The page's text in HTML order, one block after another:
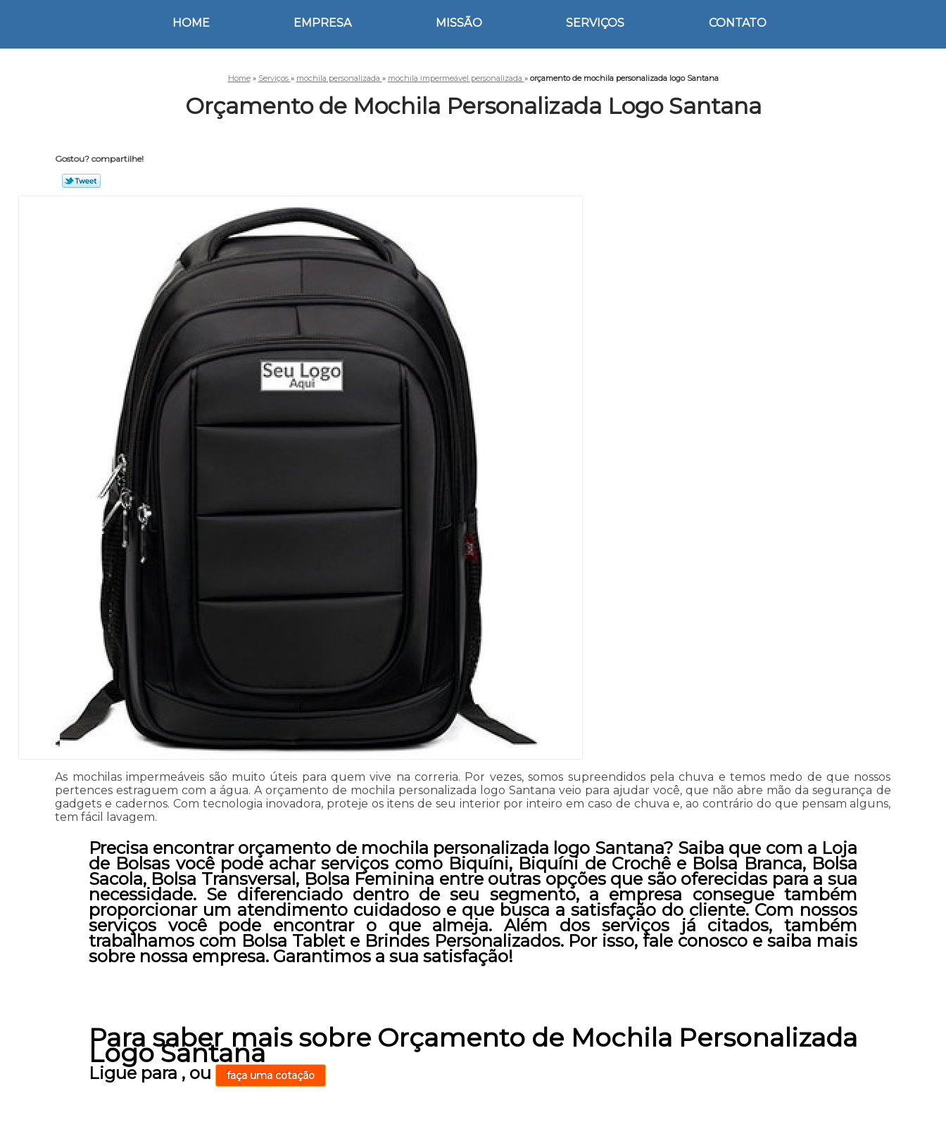
HOME EMPRESA MISSÃO SERVIÇOS CONTATO
Home » Serviços » mochila personalizada » mochila impermeável personalizada » orçamento de mochila personalizada logo Santana
Orçamento de Mochila Personalizada Logo Santana
Gostou? compartilhe!
As mochilas impermeáveis são muito úteis para quem vive na correria. Por vezes, somos supreendidos pela chuva e temos medo de que nossos
pertences estraguem com a água. A orçamento de mochila personalizada logo Santana veio para ajudar você, que não abre mão da segurança de
gadgets e cadernos. Com tecnologia inovadora, proteje os itens de seu interior por inteiro em caso de chuva e, ao contrário do que pensam alguns,
tem fácil lavagem.
Precisa encontrar orçamento de mochila personalizada logo Santana? Saiba que com a Loja
de Bolsas você pode achar serviços como Biquíni, Biquíni de Crochê e Bolsa Branca, Bolsa
Sacola, Bolsa Transversal, Bolsa Feminina entre outras opções que são oferecidas para a sua
necessidade. Se diferenciado dentro de seu segmento, a empresa consegue também
proporcionar um atendimento cuidadoso e que busca a satisfação do cliente. Com nossos
serviços você pode encontrar o que almeja. Além dos serviços já citados, também
trabalhamos com Bolsa Tablet e Brindes Personalizados. Por isso, fale conosco e saiba mais
sobre nossa empresa. Garantimos a sua satisfação!
Para saber mais sobre Orçamento de Mochila Personalizada
Logo Santana
Ligue para , ou faça uma cotação